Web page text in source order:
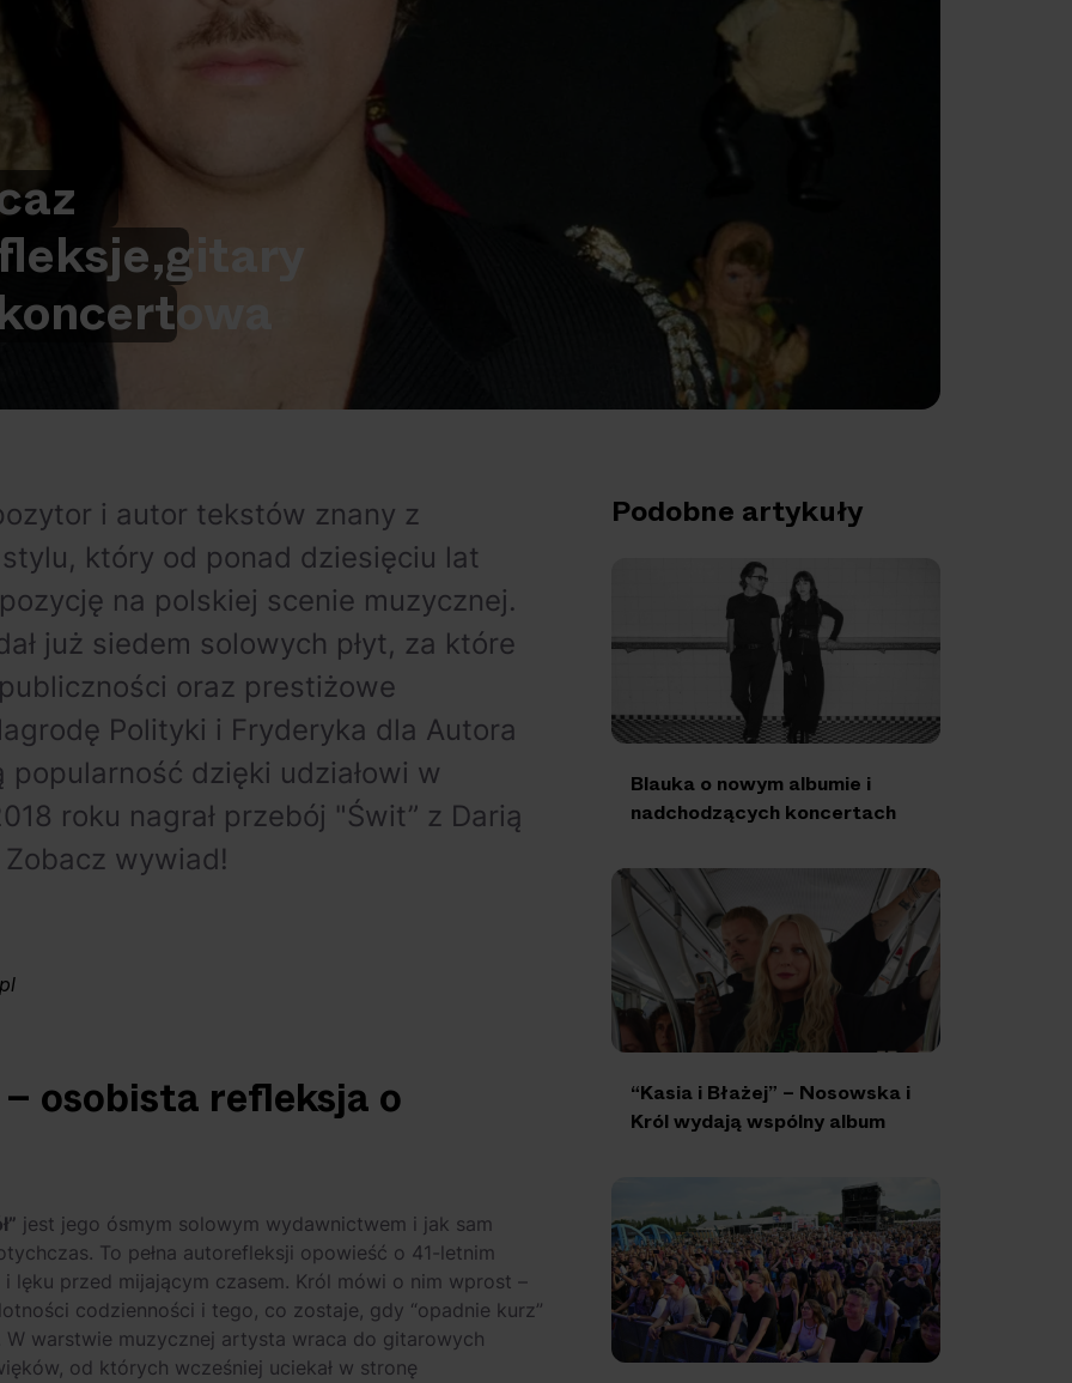
z
gitary
i autor tekstów znany z
który od ponad dziesięciu lat
na polskiej scenie muzycznej.
już siedem solowych płyt, za które
oraz prestiżowe
Polityki i Fryderyka dla Autora
popularność dzięki udziałowi w
roku nagrał przebój "Świt” z Darią
wywiad!
osobista refleksja o
jest jego ósmym solowym wydawnictwem i jak sam
To pełna autorefleksji opowieść o 41-letnim
lęku przed mijającym czasem. Król mówi o nim wprost –
codzienności i tego, co zostaje, gdy “opadnie kurz”
W warstwie muzycznej artysta wraca do gitarowych
od których wcześniej uciekał w stronę
Podobne artykuły
Blauka o nowym albumie i
nadchodzących koncertach
“Kasia i Błażej” – Nosowska i
Król wydają wspólny album